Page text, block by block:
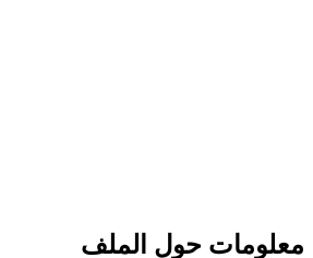
معلومات حول الملف